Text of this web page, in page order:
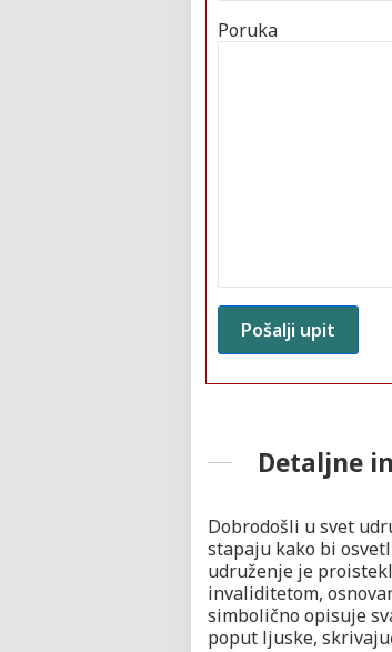
Poruka
Detaljne
Dobrodošli u svet
stapaju kako bi
udruženje je
invaliditetom,
simbolično opisuje
poput ljuske,